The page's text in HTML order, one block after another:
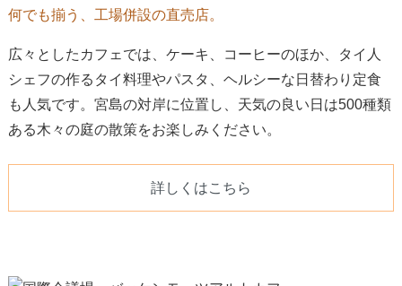
何でも揃う、工場併設の直売店。
広々としたカフェでは、ケーキ、コーヒーのほか、タイ人
シェフの作るタイ料理やパスタ、ヘルシーな日替わり定食
も人気です。宮島の対岸に位置し、天気の良い日は500種類
ある木々の庭の散策をお楽しみください。
詳しくはこちら